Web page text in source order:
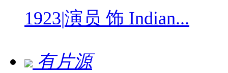
1923|演员 饰 Indian...
有片源